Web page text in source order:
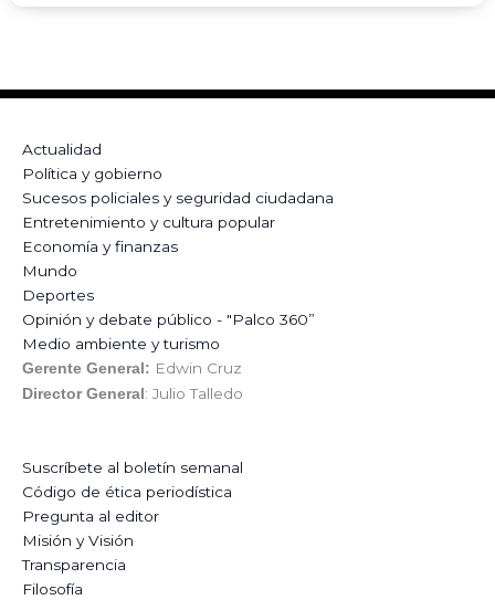
Actualidad
Política y gobierno
Sucesos policiales y seguridad ciudadana
Entretenimiento y cultura popular
Economía y finanzas
Mundo
Deportes
Opinión y debate público - "Palco 360”
Medio ambiente y turismo
Gerente General: Edwin Cruz
Director General : Julio Talledo
Suscríbete al boletín semanal
Código de ética periodística
Pregunta al editor
Misión y Visión
Transparencia
Filosofía